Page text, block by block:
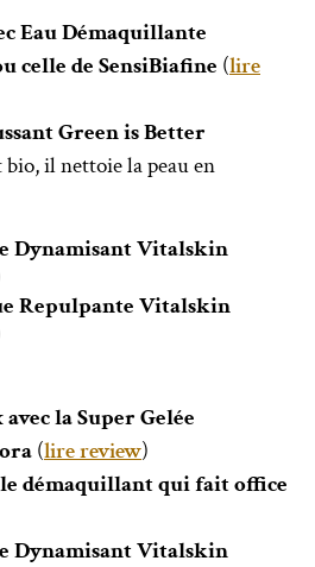
Eau Démaquillante
celle de SensiBiafine (lire
Green is Better
il nettoie la peau en
Dynamisant Vitalskin
Repulpante Vitalskin
la Super Gelée
(lire review)
le démaquillant qui fait office
Dynamisant Vitalskin